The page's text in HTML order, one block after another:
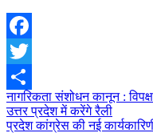
Facebook
Twitter
Share
Post
navigation
नागरिकता संशोधन कानून :
उत्तर प्रदेश में करेंगे रैली
प्रदेश कांग्रेस की नई